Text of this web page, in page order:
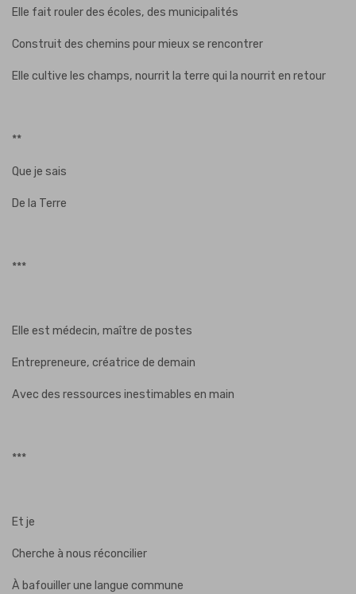
Elle fait rouler des écoles, des municipalités
Construit des chemins pour mieux se rencontrer
Elle cultive les champs, nourrit la terre qui la nourrit en retour
**
Que je sais
De la Terre
***
Elle est médecin, maître de postes
Entrepreneure, créatrice de demain
Avec des ressources inestimables en main
***
Et je
Cherche à nous réconcilier
À bafouiller une langue commune